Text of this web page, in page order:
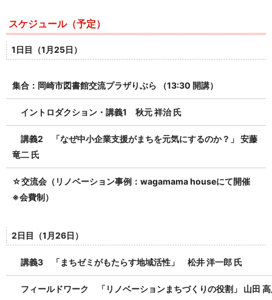
スケジュール（予定）
1日目（1月25日）
集合：岡崎市図書館交流プラザりぶら （13:30 開講）
イントロダクション・講義1 秋元 祥治 氏
講義2 「なぜ中小企業支援がまちを元気にするのか？」 安藤
竜二 氏
☆交流会（リノベーション事例：wagamama houseにて開催
※会費制）
2日目（1月26日）
講義3 「まちゼミがもたらす地域活性」 松井 洋一郎 氏
フィールドワーク 「リノベーションまちづくりの役割」 山田